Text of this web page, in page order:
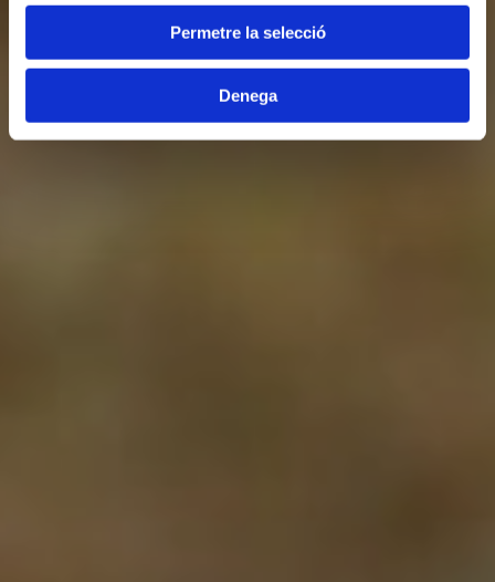
Permetre la selecció
Denega